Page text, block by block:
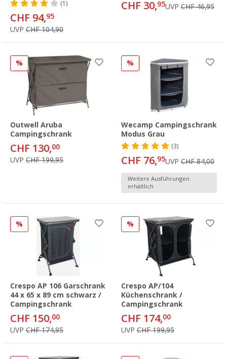
(1)
CHF 94,95
UVP CHF 104,90
CHF 30,95UVP CHF 46,95
%
Outwell Aruba
Campingschrank
CHF 130,00
UVP CHF 199,95
%
Wecamp Campingschrank
Modus Grau
(3)
CHF 76,95UVP CHF 84,00
Weitere Ausführungen
erhältlich
%
Crespo AP 106 Garschrank
44 x 65 x 89 cm schwarz /
Campingschrank
CHF 150,00
UVP CHF 174,95
%
Crespo AP/104
Küchenschrank /
Campingschrank
CHF 174,00
UVP CHF 199,95